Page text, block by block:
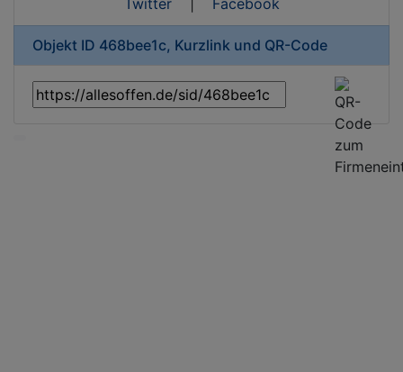
Twitter| Facebook
Objekt ID 468bee1c, Kurzlink und QR-Code